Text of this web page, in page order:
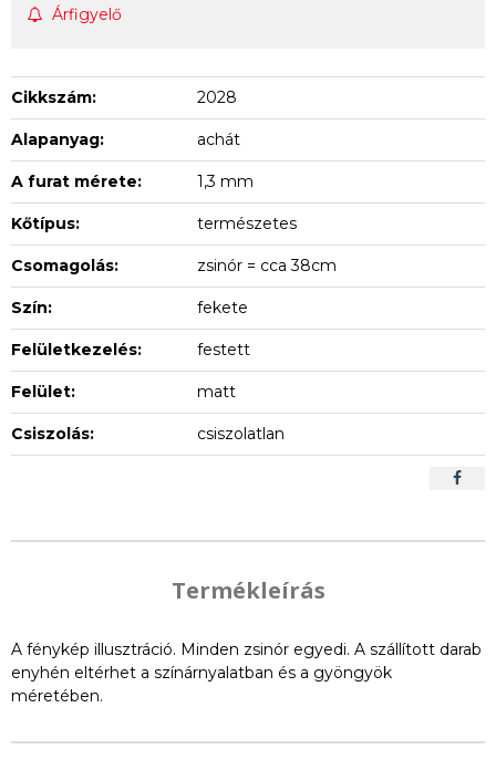
Árfigyelő
Cikkszám: 2028
Alapanyag: achát
A furat mérete: 1,3 mm
Kőtípus: természetes
Csomagolás: zsinór = cca 38cm
Szín: fekete
Felületkezelés: festett
Felület: matt
Csiszolás: csiszolatlan
Termékleírás
A fénykép illusztráció. Minden zsinór egyedi. A szállított darab
enyhén eltérhet a színárnyalatban és a gyöngyök
méretében.